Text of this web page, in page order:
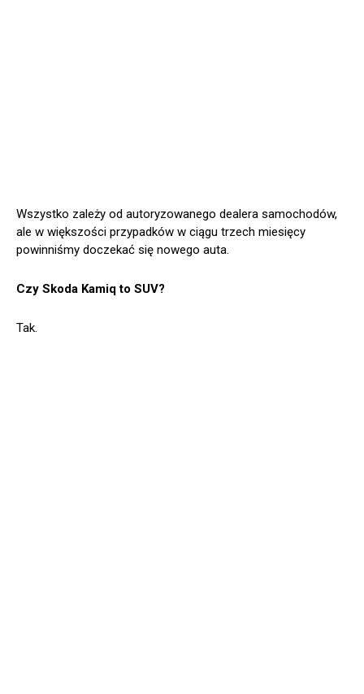
Wszystko zależy od autoryzowanego dealera samochodów,
ale w większości przypadków w ciągu trzech miesięcy
powinniśmy doczekać się nowego auta.
Czy Skoda Kamiq to SUV?
Tak.